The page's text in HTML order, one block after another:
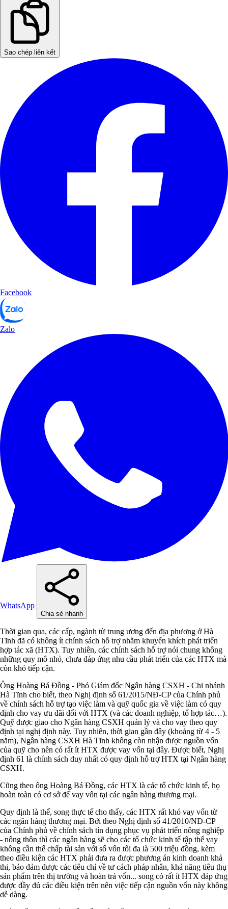
Sao chép liên kết
Facebook
Zalo
WhatsApp
Chia sẻ nhanh
Thời gian qua, các cấp, ngành từ trung ương đến địa phương ở Hà
Tĩnh đã có không ít chính sách hỗ trợ nhằm khuyến khích phát triển
hợp tác xã (HTX). Tuy nhiên, các chính sách hỗ trợ nói chung không
những quy mô nhỏ, chưa đáp ứng nhu cầu phát triển của các HTX mà
còn khó tiếp cận.
Ông Hoàng Bá Đồng - Phó Giám đốc Ngân hàng CSXH - Chi nhánh
Hà Tĩnh cho biết, theo Nghị định số 61/2015/NĐ-CP của Chính phủ
về chính sách hỗ trợ tạo việc làm và quỹ quốc gia về việc làm có quy
định cho vay ưu đãi đối với HTX (và các doanh nghiệp, tổ hợp tác…).
Quỹ được giao cho Ngân hàng CSXH quản lý và cho vay theo quy
định tại nghị định này. Tuy nhiên, thời gian gần đây (khoảng từ 4 - 5
năm), Ngân hàng CSXH Hà Tĩnh không còn nhận được nguồn vốn
của quỹ cho nên có rất ít HTX được vay vốn tại đây. Được biết, Nghị
định 61 là chính sách duy nhất có quy định hỗ trợ HTX tại Ngân hàng
CSXH.
Cũng theo ông Hoàng Bá Đồng, các HTX là các tổ chức kinh tế, họ
hoàn toàn có cơ sở để vay vốn tại các ngân hàng thương mại.
Quy định là thế, song thực tế cho thấy, các HTX rất khó vay vốn từ
các ngân hàng thương mại. Bởi theo Nghị định số 41/2010/NĐ-CP
của Chính phủ về chính sách tín dụng phục vụ phát triển nông nghiệp
- nông thôn thì các ngân hàng sẽ cho các tổ chức kinh tế tập thể vay
không cần thế chấp tài sản với số vốn tối đa là 500 triệu đồng, kèm
theo điều kiện các HTX phải đưa ra được phương án kinh doanh khả
thi, bảo đảm được các tiêu chí về tư cách pháp nhân, khả năng tiêu thụ
sản phẩm trên thị trường và hoàn trả vốn... song có rất ít HTX đáp ứng
được đầy đủ các điều kiện trên nên việc tiếp cận nguồn vốn này không
dễ dàng.